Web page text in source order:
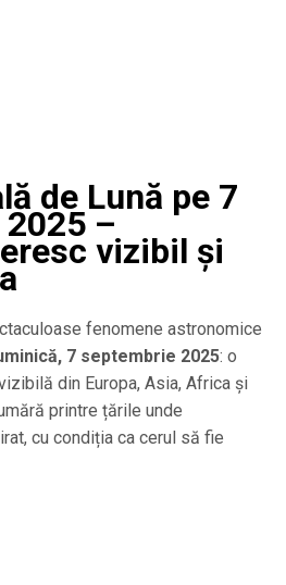
de Lună pe 7
–
vizibil și
fenomene astronomice
7 septembrie 2025: o
din Europa, Asia, Africa și
printre țările unde
cu condiția ca cerul să fie